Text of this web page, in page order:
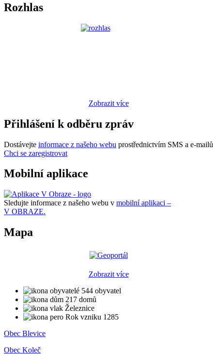
Rozhlas
Zobrazit více
Přihlášení k odběru zpráv
Dostávejte informace z našeho webu prostřednictvím SMS a e-mailů
Chci se zaregistrovat
Mobilní aplikace
Sledujte informace z našeho webu v mobilní aplikaci –
V OBRAZE.
Mapa
Zobrazit více
544 obyvatel
217 domů
Železnice
Rok vzniku 1285
Obec Blevice
Obec Koleč